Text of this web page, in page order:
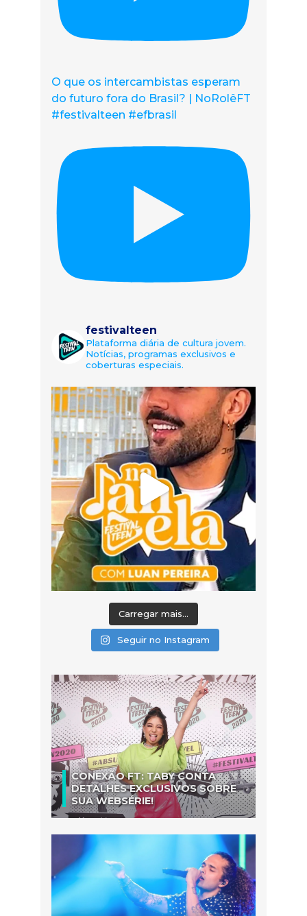
O que os intercambistas esperam
do futuro fora do Brasil? | NoRolêFT
#festivalteen #efbrasil
festivalteen
Plataforma diária de cultura jovem.
Notícias, programas exclusivos e
coberturas especiais.
Carregar mais...
Seguir no Instagram
CONEXÃO FT: TABY CONTA
DETALHES EXCLUSIVOS SOBRE
SUA WEBSÉRIE!